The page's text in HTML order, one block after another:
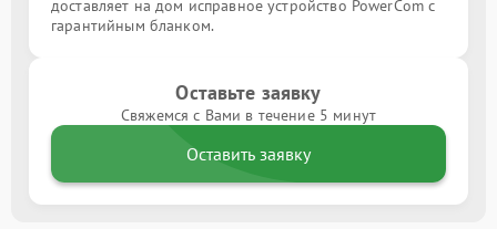
доставляет на дом исправное устройство PowerCom с
гарантийным бланком.
Оставьте заявку
Свяжемся с Вами в течение 5 минут
Оставить заявку